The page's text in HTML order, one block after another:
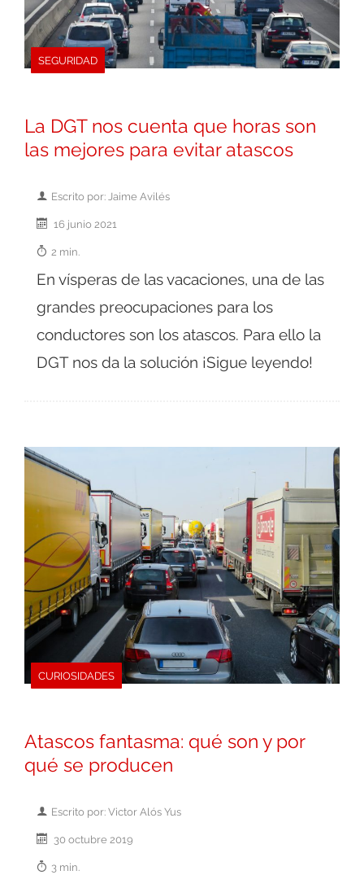
SEGURIDAD
La DGT nos cuenta que horas son
las mejores para evitar atascos
Escrito por: Jaime Avilés
16 junio 2021
2 min.
En vísperas de las vacaciones, una de las
grandes preocupaciones para los
conductores son los atascos. Para ello la
DGT nos da la solución ¡Sigue leyendo!
CURIOSIDADES
Atascos fantasma: qué son y por
qué se producen
Escrito por: Victor Alós Yus
30 octubre 2019
3 min.